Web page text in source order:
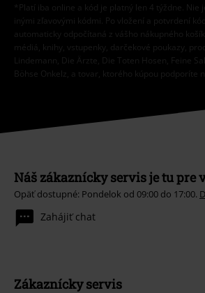
*Platí iba online a kód je platný len 4 týždne. Nie
inými zľavovými kódmi. Po vložení a potvrdení
automaticky odpočítaná z vášho nákupného
médiá, knihy, vstupenky, darčekové poukazy,
Lindemann, Die Ärzte, Die Toten Hosen, Feine
Böhse Onkelz, a tovar, ktorého kúpou podporíte
Náš zákaznícky servis je tu pre
Opäť dostupné: Pondelok od 09:00 do 17:00.
Zahájiť chat
Zákaznícky servis